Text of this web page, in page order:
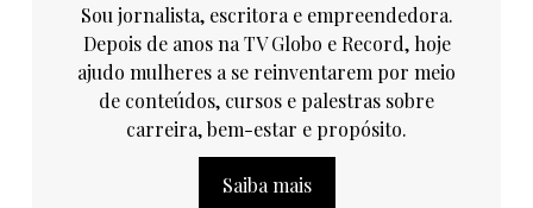
Sou jornalista, escritora e empreendedora.
Depois de anos na TV Globo e Record, hoje
ajudo mulheres a se reinventarem por meio
de conteúdos, cursos e palestras sobre
carreira, bem-estar e propósito.
Saiba mais